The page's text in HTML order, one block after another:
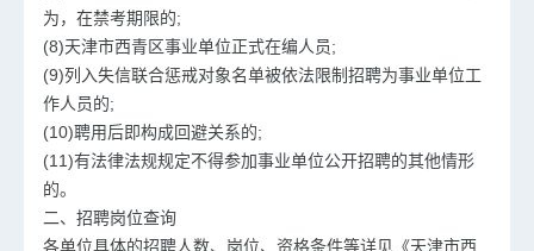
为，在禁考期限的;
(8)天津市西青区事业单位正式在编人员;
(9)列入失信联合惩戒对象名单被依法限制招聘为事业单位工
作人员的;
(10)聘用后即构成回避关系的;
(11)有法律法规规定不得参加事业单位公开招聘的其他情形
的。
二、招聘岗位查询
各单位具体的招聘人数、岗位、资格条件等详见《天津市西